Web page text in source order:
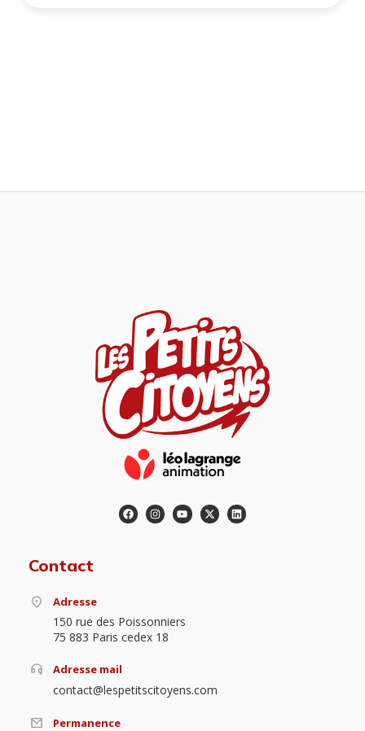
Contact
Adresse
150 rue des Poissonniers
75 883 Paris cedex 18
Adresse mail
contact@lespetitscitoyens.com
Permanence